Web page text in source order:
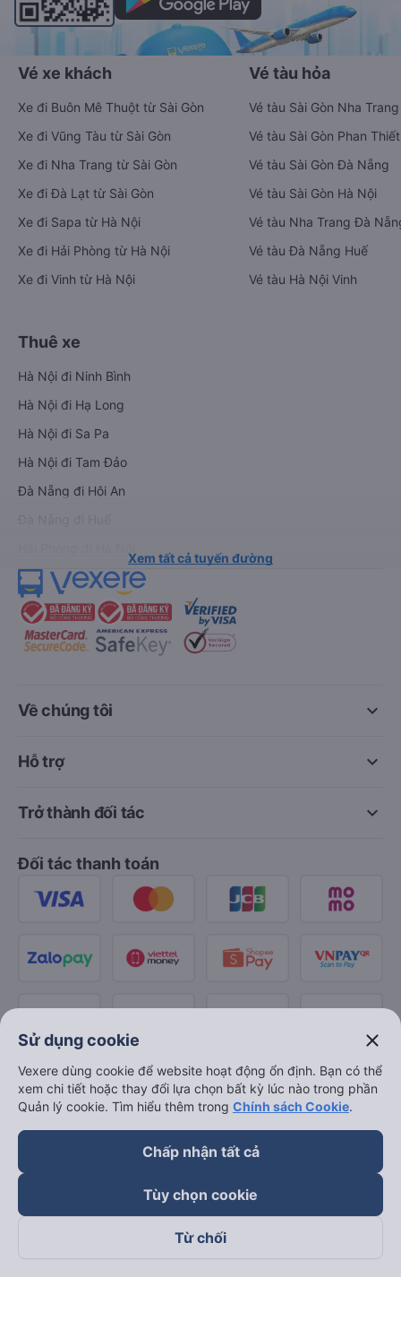
Vé xe khách
Xe đi Buôn Mê Thuột từ Sài Gòn
Xe đi Vũng Tàu từ Sài Gòn
Xe đi Nha Trang từ Sài Gòn
Xe đi Đà Lạt từ Sài Gòn
Xe đi Sapa từ Hà Nội
Xe đi Hải Phòng từ Hà Nội
Xe đi Vinh từ Hà Nội
Vé tàu hỏa
Vé tàu Sài Gòn Nha Trang
Vé tàu Sài Gòn Phan Thiết
Vé tàu Sài Gòn Đà Nẵng
Vé tàu Sài Gòn Hà Nội
Vé tàu Nha Trang Đà
Vé tàu Đà Nẵng Huế
Vé tàu Hà Nội Vinh
Thuê xe
Hà Nội đi Ninh Bình
Hà Nội đi Hạ Long
Hà Nội đi Sa Pa
Hà Nội đi Tam Đảo
Đà Nẵng đi Hội An
Xem tất cả tuyến đường
keyboard_arrow_down
Về chúng tôi
keyboard_arrow_down
Hỗ trợ
keyboard_arrow_down
Trở thành đối tác
Đối tác thanh toán
Theo dõi chúng tôi trên
Sử dụng cookie close
Vexere dùng cookie để website hoạt động ổn định. Bạn có thể
xem chi tiết hoặc thay đổi lựa chọn bất kỳ lúc nào trong phần
Quản lý cookie. Tìm hiểu thêm trong Chính sách Cookie.
Chấp nhận tất cả
Tùy chọn cookie
Từ chối